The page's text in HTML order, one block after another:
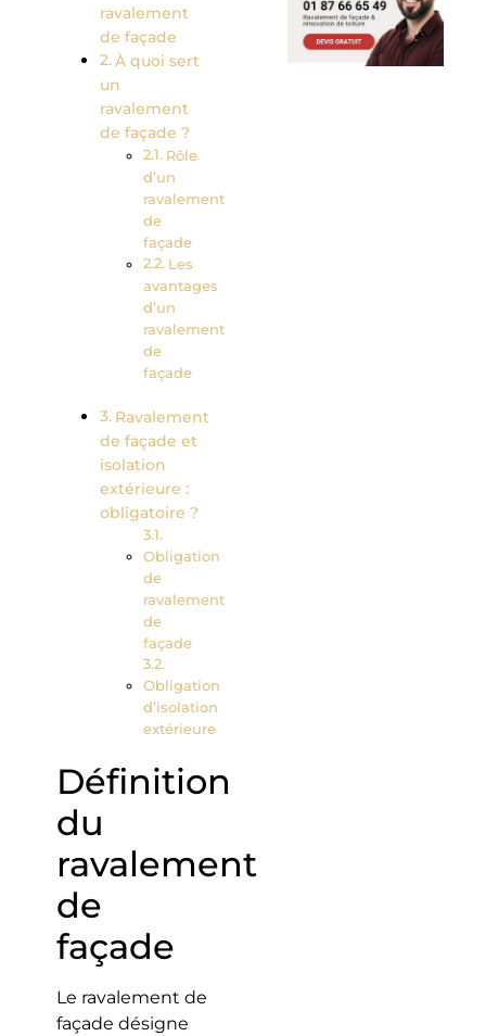
ravalement
de façade
À quoi sert
un
ravalement
de façade ?
Rôle
d’un
ravalement
de
façade
Les
avantages
d’un
ravalement
de
façade
Ravalement
de façade et
isolation
extérieure :
obligatoire ?
Obligation
de
ravalement
de
façade
Obligation
d’isolation
extérieure
Définition
du
ravalement
de
façade
Le ravalement de
façade désigne